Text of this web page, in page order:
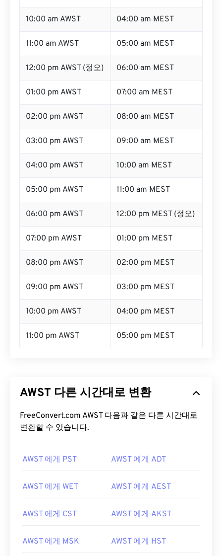
10:00 am AWST 04:00 am MEST
11:00 am AWST 05:00 am MEST
12:00 pm AWST (정오) 06:00 am MEST
01:00 pm AWST 07:00 am MEST
02:00 pm AWST 08:00 am MEST
03:00 pm AWST 09:00 am MEST
04:00 pm AWST 10:00 am MEST
05:00 pm AWST 11:00 am MEST
06:00 pm AWST 12:00 pm MEST (정오)
07:00 pm AWST 01:00 pm MEST
08:00 pm AWST 02:00 pm MEST
09:00 pm AWST 03:00 pm MEST
10:00 pm AWST 04:00 pm MEST
11:00 pm AWST 05:00 pm MEST
AWST 다른 시간대로 변환
FreeConvert.com AWST 다음과 같은 다른 시간대로
변환할 수 있습니다.
AWST 에게 PST AWST 에게 ADT
AWST 에게 WET AWST 에게 AEST
AWST 에게 CST AWST 에게 AKST
AWST 에게 MSK AWST 에게 HST